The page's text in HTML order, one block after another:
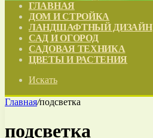
ГЛАВНАЯ
ДОМ И СТРОЙКА
ЛАНДШАФТНЫЙ ДИЗАЙН
САД И ОГОРОД
САДОВАЯ ТЕХНИКА
ЦВЕТЫ И РАСТЕНИЯ
Искать
Главная/подсветка
подсветка